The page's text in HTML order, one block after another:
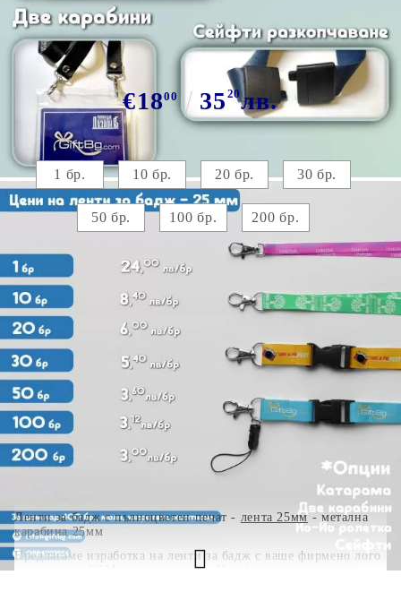
Печат на лента за бадж 25 мм от
3,00лв./бр.
€1800 35 20лв.
Ленти за бадж с пълноцветен печат - лента 25мм - метална
карабина 25мм
Предлагаме изработка на ленти за бадж с ваше фирмено лого
ваш дизайн
Цени за ленти 25 мм с капса:
1 бр. 10 бр. 20 бр. 30 бр.
50 бр. 100 бр. 200 бр.
Прикачете файл :
*
Коментар към продукта:
.